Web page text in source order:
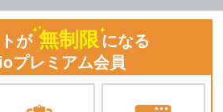
が 無制限になる
プレミアム会員